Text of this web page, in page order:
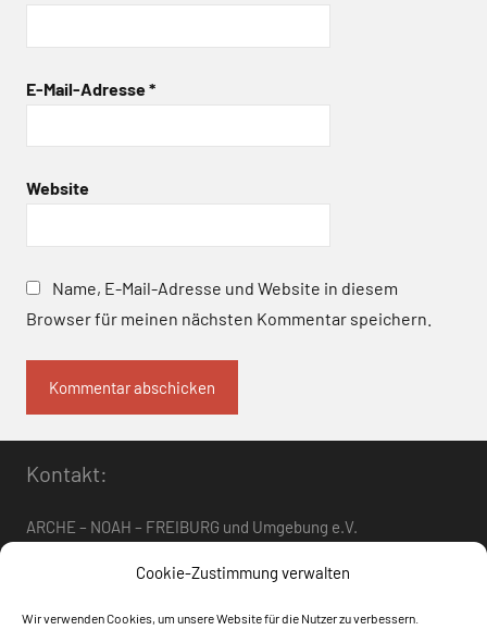
Cookie-Zustimmung verwalten
Wir verwenden Cookies, um unsere Website für die Nutzer zu verbessern.
E-Mail-Adresse*
Website
Name, E-Mail-Adresse und Website in diesem
Browser für meinen nächsten Kommentar speichern.
Kontakt:
ARCHE – NOAH – FREIBURG und Umgebung e.V.
arche-noah-freiburg[at]freenet.de